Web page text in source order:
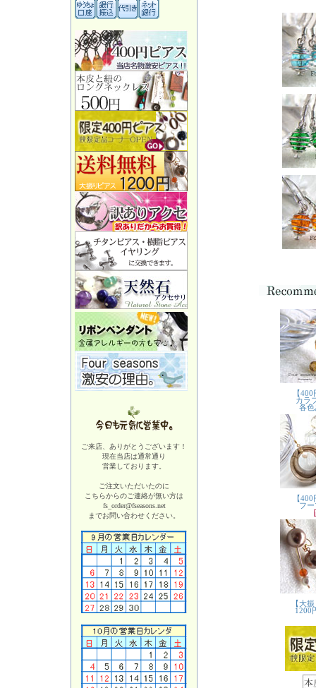
ご来店、ありがとうございます！
現在当店は通常通り
営業しております。
ご注文いただいたのに
こちらからのご連絡が無い方は
fs_order@fseasons.net
までお問い合わせください。